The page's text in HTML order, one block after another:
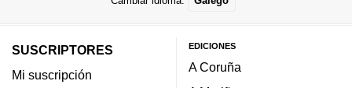
SUSCRIPTORES
Mi suscripción
EDICIONES
A Coruña